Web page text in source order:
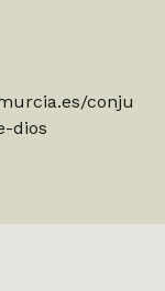
conju
dios